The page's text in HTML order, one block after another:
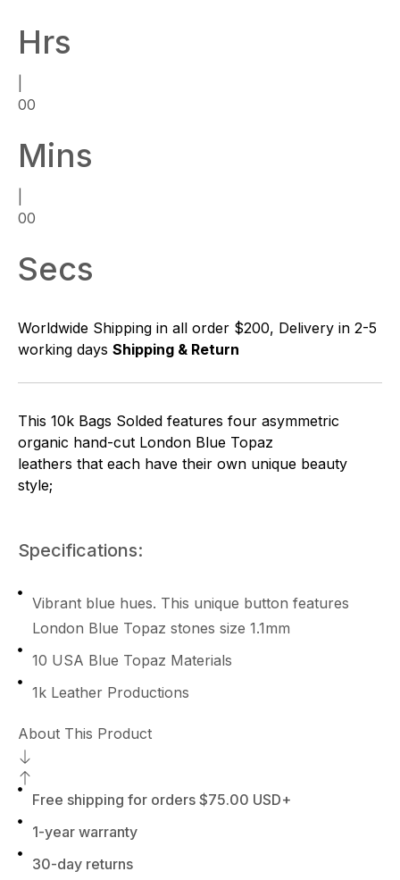
Hrs
00
Mins
00
Secs
Worldwide Shipping in all order $200, Delivery in 2-5
working days Shipping & Return
This 10k Bags Solded features four asymmetric
organic hand-cut London Blue Topaz
leathers that each have their own unique beauty
style;
Specifications:
Vibrant blue hues. This unique button features
London Blue Topaz stones size 1.1mm
10 USA Blue Topaz Materials
1k Leather Productions
About This Product
Free shipping for orders $75.00 USD+
1-year warranty
30-day returns